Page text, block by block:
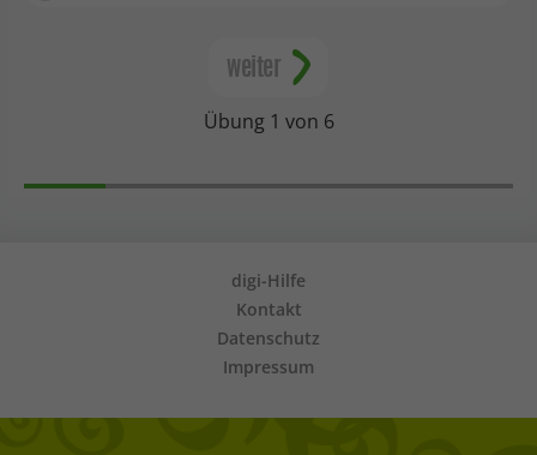
Übung 1 von 6
weiter
digi-Hilfe
Kontakt
Datenschutz
Impressum